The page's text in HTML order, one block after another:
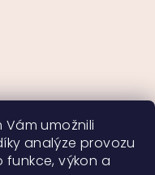
umožnili
analýze provozu
funkce, výkon a